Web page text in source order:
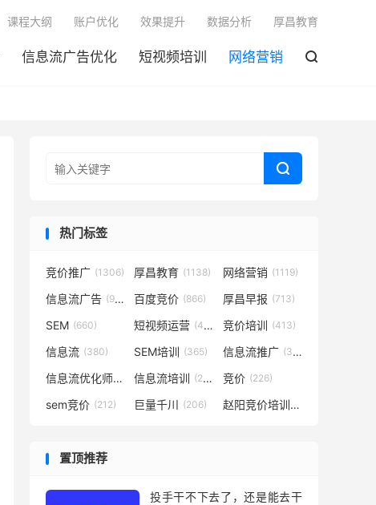
信息流广告优化 短视频培训 网络营销 
课程大纲 账户优化 效果提升 数据分析 厚昌教育

热门标签
竞价推广 (1306) 厚昌教育 (1138) 网络营销 (1119)
信息流广告 (932) 百度竞价 (866) 厚昌早报 (713)
SEM (660) 短视频运营 (431) 竞价培训 (413)
信息流 (380) SEM培训 (365) 信息流推广 (350)
信息流优化师(291)信息流培训 (281) 竞价 (226)
sem竞价 (212) 巨量千川 (206) 赵阳竞价培训(194)
置顶推荐
投手干不下去了，还是能去干